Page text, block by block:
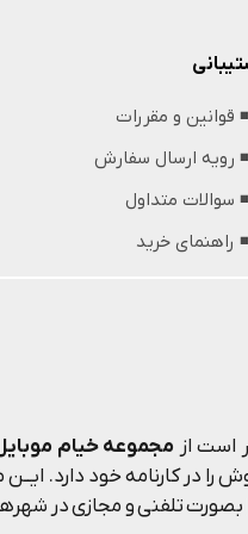
است از مجموعه خیام
در کارنامه خود دارد.
بصورت تلفنی و مجازی در
◾️ قوانین و مقررات
◾️ رویه ارسال سفارش
◾️ سوالات متداول
◾️ راهنمای خرید